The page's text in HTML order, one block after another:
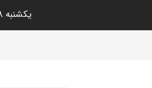
یکشنبه ۱۸ مرداد ۱۴۰۵